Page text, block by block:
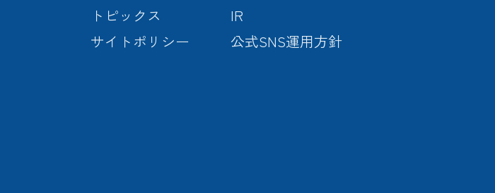
トピックス
IR
サイトポリシー
公式SNS運用方針